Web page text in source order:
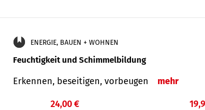
ENERGIE, BAUEN + WOHNEN
Feuchtigkeit und Schimmelbildung
Erkennen, beseitigen, vorbeugen mehr
24,00 €